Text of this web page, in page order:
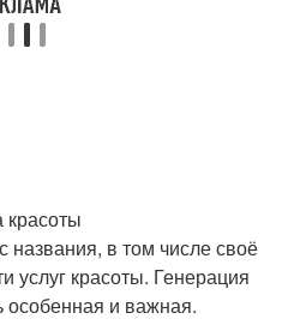
красоты
названия, в том числе своё
услуг красоты. Генерация
и важная.